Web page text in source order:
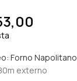
Forno Napolitano
externo